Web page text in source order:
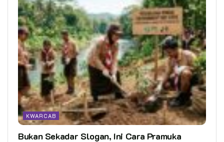
KWARCAB
Bukan Sekadar Slogan, Ini Cara Pramuka